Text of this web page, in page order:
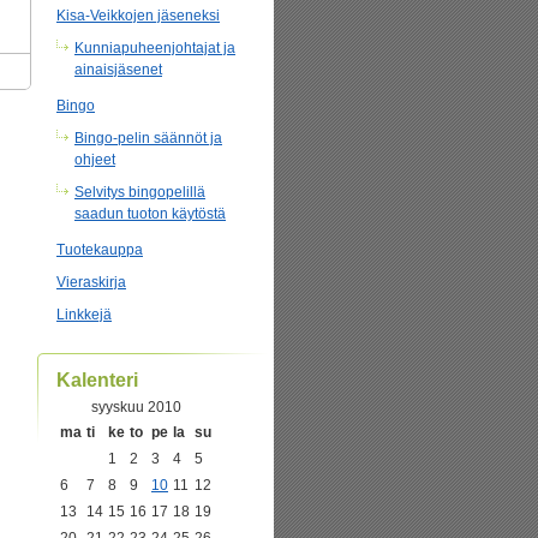
Kisa-Veikkojen jäseneksi
Kunniapuheenjohtajat ja
ainaisjäsenet
Bingo
Bingo-pelin säännöt ja
ohjeet
Selvitys bingopelillä
saadun tuoton käytöstä
Tuotekauppa
Vieraskirja
Linkkejä
Kalenteri
syyskuu 2010
ma ti ke to pe la su
1
2 3 4
5
6
7 8 9 10 11 12
13
14 15 16 17 18 19